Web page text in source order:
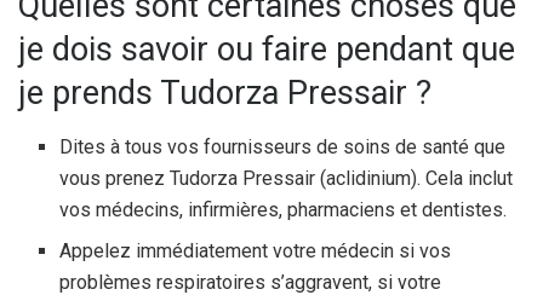
je dois savoir ou faire pendant que
je prends Tudorza Pressair ?
Dites à tous vos fournisseurs de soins de santé que
vous prenez Tudorza Pressair (aclidinium). Cela inclut
vos médecins, infirmières, pharmaciens et dentistes.
Appelez immédiatement votre médecin si vos
problèmes respiratoires s’aggravent, si votre